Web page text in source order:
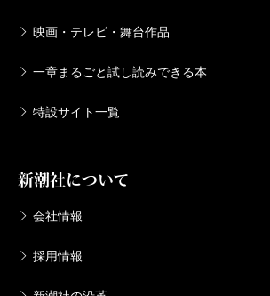
映画・テレビ・舞台作品
一章まるごと試し読みできる本
特設サイト一覧
新潮社について
会社情報
採用情報